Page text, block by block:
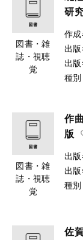
図書・雑
誌・視聴
覚
研
作
出
出
種別
図書・雑
誌・視聴
覚
作
版
出
出
種別
佐